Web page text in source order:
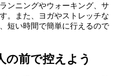
ンニングやウォーキング、サ
。また、ヨガやストレッチな
短い時間で簡単に行えるので
の前で控えよう